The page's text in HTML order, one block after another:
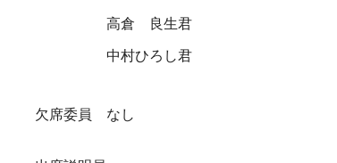
高倉 良生君
中村ひろし君
欠席委員 なし